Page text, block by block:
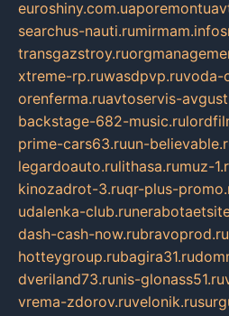
euroshiny.com.ua
searchus-nauti.rumirmam.info
transgazstroy.ru
xtreme-rp.ruwasdpvp.ruvoda-
orenferma.ruavtoservis-
backstage-682-music.ru
prime-cars63.ruun-
legardoauto.rulithasa.rumuz-
kinozadrot-3.ruqr-plus-
udalenka-club.ru
dash-cash-now.rubravoprod.ru
hotteygroup.rubagira31.ru
dveriland73.runis-glonass51.ru
vrema-zdorov.ruvelonik.ru